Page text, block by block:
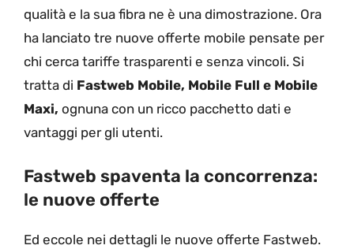
qualità e la sua fibra ne è una dimostrazione. Ora
ha lanciato tre nuove offerte mobile pensate per
chi cerca tariffe trasparenti e senza vincoli. Si
tratta di Fastweb Mobile, Mobile Full e Mobile
Maxi, ognuna con un ricco pacchetto dati e
vantaggi per gli utenti.
Fastweb spaventa la concorrenza:
le nuove offerte
Ed eccole nei dettagli le nuove offerte Fastweb.